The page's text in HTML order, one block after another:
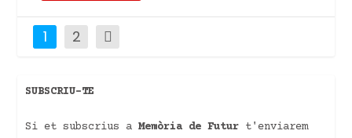
1 2
SUBSCRIU-TE
Si et subscrius aMemòria de Futur t'enviarem